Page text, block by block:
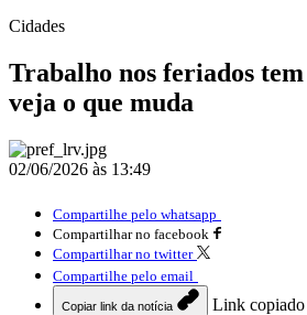
Cidades
Trabalho nos feriados
veja o que muda
02/06/2026 às 13:49
Compartilhe pelo whatsapp
Compartilhar no facebook
Compartilhar no twitter
Compartilhe pelo email
Copiar link da notícia
Link copiado